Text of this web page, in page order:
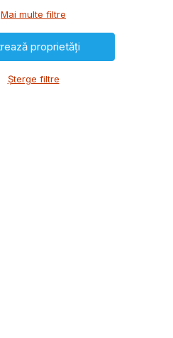
Mai multe filtre
Șterge filtre